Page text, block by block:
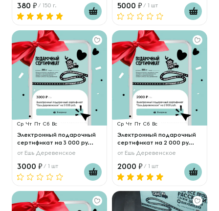
380 / 150 г. 5000 / 1 шт
Ср Чт Пт Сб Вс
Электронный подарочный
сертификат на 3 000 ру...
от Ешь Деревенское
3000 / 1 шт
Ср Чт Пт Сб Вс
Электронный подарочный
сертификат на 2 000 ру...
от Ешь Деревенское
2000 / 1 шт